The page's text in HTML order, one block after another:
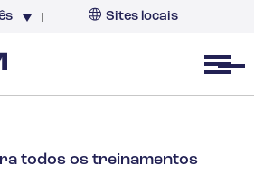
Sites locais
Open menu
todos os treinamentos